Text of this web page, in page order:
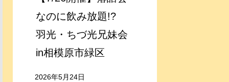
なのに飲み放題!?
羽光・ちづ光兄妹会
in相模原市緑区
2026年5月24日